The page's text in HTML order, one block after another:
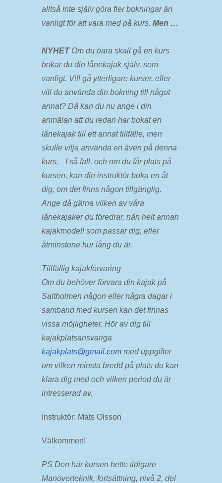
alltså inte själv göra fler bokningar än
vanligt för att vara med på kurs. Men …
NYHETOm du bara skall gå en kurs
bokar du din lånekajak själv, som
vanligt. Vill gå ytterligare kurser, eller
vill du använda din bokning till något
annat? Då kan du nu ange i din
anmälan att du redan har bokat en
lånekajak till ett annat tillfälle, men
skulle vilja använda en även på denna
kurs. I så fall, och om du får plats på
kursen, kan din instruktör boka en åt
dig, om det finns någon tillgänglig.
Ange då gärna vilken av våra
lånekajaker du föredrar, nån helt annan
kajakmodell som passar dig, eller
åtminstone hur lång du är.
Tillfällig kajakförvaring
Om du behöver förvara din kajak på
Saltholmen någon eller några dagar i
samband med kursen kan det finnas
vissa möjligheter. Hör av dig till
kajakplatsansvariga
kajakplats@gmail.com med uppgifter
om vilken minsta bredd på plats du kan
klara dig med och vilken period du är
intresserad av.
Instruktör: Mats Olsson
Välkommen!
PS Den här kursen hette tidigare
Manöverteknik, fortsättning, nivå 2, del